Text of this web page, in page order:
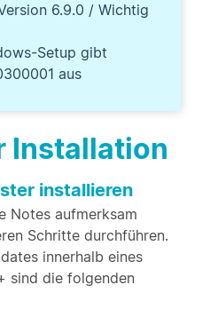
Installation
installieren
Notes aufmerksam
Schritte durchführen.
innerhalb eines
sind die folgenden
6.9.0 / Wichtig
Setup gibt
aus